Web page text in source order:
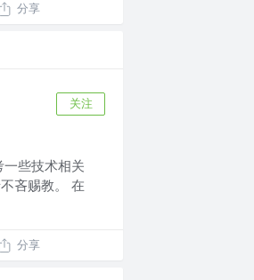
分享
关注
些技术相关
吝赐教。 在
分享